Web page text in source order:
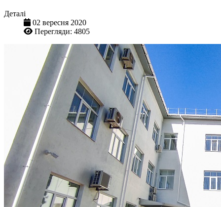
Деталі
02 вересня 2020
Перегляди: 4805